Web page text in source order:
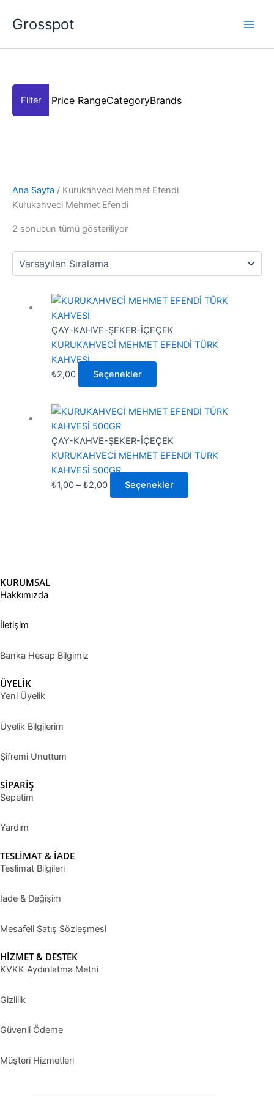
atlaGrosspot
Price RangeCategoryBrands
Ana Sayfa / Kurukahveci Mehmet Efendi
Kurukahveci Mehmet Efendi
2 sonucun tümü gösteriliyor
ÇAY-KAHVE-ŞEKER-İÇEÇEK
KURUKAHVECİ MEHMET EFENDİ TÜRK
KAHVESİ
₺2,00 Seçenekler
Bu
birden
fazla
varyasyonu
Seçenekler
sayfasından
ÇAY-KAHVE-ŞEKER-İÇEÇEK
KURUKAHVECİ MEHMET EFENDİ TÜRK
KAHVESİ 500GR
₺1,00 –₺2,00
Fiyat
aralığı:
₺1,00
-
₺2,00
Seçenekler
Bu
fazla
varyasyonu
Seçenekler
KURUMSAL
Hakkımızda
İletişim
Banka Hesap Bilgimiz
ÜYELİK
Yeni Üyelik
Üyelik Bilgilerim
Şifremi Unuttum
SİPARİŞ
Sepetim
Yardım
TESLİMAT & İADE
Teslimat Bilgileri
İade & Değişim
Mesafeli Satış Sözleşmesi
HİZMET & DESTEK
KVKK Aydınlatma Metni
Gizlilik
Güvenli Ödeme
Müşteri Hizmetleri